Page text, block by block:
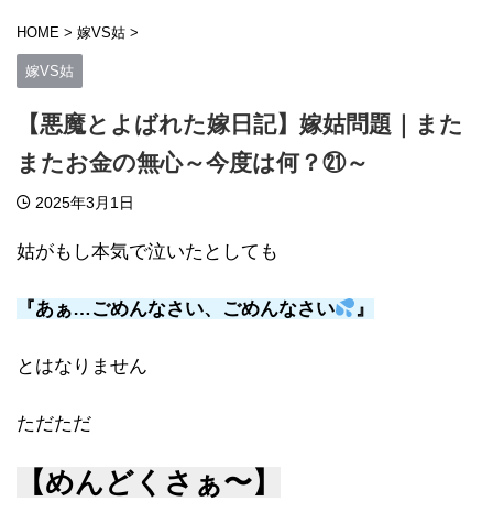
HOME > 嫁VS姑 >
嫁VS姑
【悪魔とよばれた嫁日記】嫁姑問題｜また
またお金の無心～今度は何？㉑～
2025年3月1日
姑がもし本気で泣いたとしても
『あぁ…ごめんなさい、ごめんなさい 』
とはなりません
ただただ
【めんどくさぁ〜】